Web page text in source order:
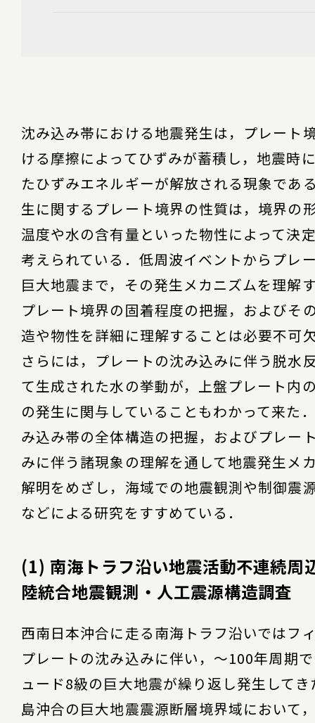
沈み込み帯における地震発生は，プレート
ける摩擦によってひずみが蓄積し，地震時
たひずみエネルギーが解放される現象であ
生に関するプレート境界の性質は，境界の
温度や水の含有量といった物性によって決
考えられている．低周波イベントからプレ
巨大地震まで，その発生メカニズムを理解
プレート境界の固着程度の把握，およびそ
造や物性を詳細に理解することは必要不可
さらには，プレートの沈み込みに伴う脱水
て生成された水の挙動が，上盤プレート内
の発生に関与していることもわかって来た
み込み帯の全体構造の把握，およびプレー
みに伴う諸現象の理解を通して地震発生メ
解明をめざし，海域での地震観測や制御震
などによる研究をすすめている．
(1) 南海トラフ沿い地震活動不連続周
陸統合地震観測・人工震源構造調査
西南日本沖合に走る南海トラフ沿いではフ
プレートの沈み込みに伴い，～100年周期
ュード8級の巨大地震が繰り返し発生して
島沖合の巨大地震震源断層境界域において